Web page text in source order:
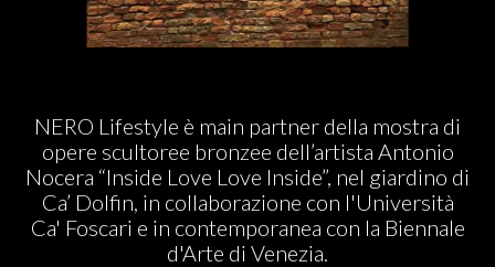
ABOUT US
NERO Lifestyle è main partner della mostra di
opere scultoree bronzee dell’artista Antonio
Nocera “Inside Love Love Inside”, nel giardino di
Ca’ Dolfin, in collaborazione con l'Università
Ca' Foscari e in contemporanea con la Biennale
d'Arte di Venezia.